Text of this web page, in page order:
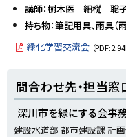
講師：樹木医 細樅 聡
持ち物：筆記用具、雨具（
緑化学習交流会 （
に
問合わせ先・担当窓
深川市を緑にする会事
建設水道部 都市建設課 計